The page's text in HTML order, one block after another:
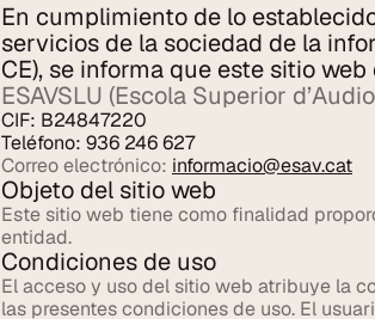
En cumplimiento de lo
servicios de la sociedad de la
CE), se informa que este sitio
ESAVSLU (Escola Superior
CIF: B24847220
Teléfono: 936 246 627
Correo electrónico: informacio@esav.cat
Objeto del sitio web
Este sitio web tiene como finalidad
entidad.
Condiciones de uso
El acceso y uso del sitio web atribuye la
las presentes condiciones de uso. El